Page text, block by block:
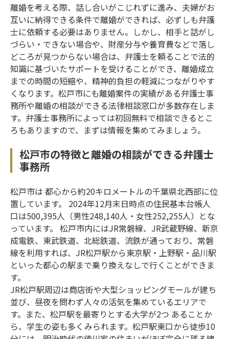
離婚を考える際、話し合いがこじれずに進み、夫婦がお
互いに納得できる条件で離婚ができれば、必ずしも弁護
士に依頼する必要はありません。しかし、相手と話がし
づらい・できない場合や、財産分与や養育費などで落し
どころが見つからない場合は、弁護士を頼ることで法的
知識に基づいたサポートを受けることができ、離婚成立
までの時間の短縮や、精神的負担の軽減につながりやす
くなります。松戸市にも離婚案件の実績がある弁護士事
務所や離婚の相談ができる法律相談窓口が多数存在しま
す。弁護士事務所によっては初回無料で相談できるとこ
ろもありますので、まずは情報を集めてみましょう。
松戸市の特徴と離婚の相談ができる弁護士
事務所
松戸市は 都心から約20キロメートルの千葉県北西部に位
置しています。 2024年12月末日時点の住民基本台帳人
口は500,395人（男性248,140人・女性252,255人）とな
っています。 松戸市内にはJR常磐線、JR武蔵野線、新京
成電鉄、東武鉄道、北総鉄道、流鉄が通っており、常磐
線を利用すれば、JR松戸駅から東京駅・上野駅・品川駅
といった都心の駅まで乗り換えなしで行くことができま
す。
JR松戸駅周辺は商店街や大型ショッピングモールが建ち
並び、昼夜を問わず人々の活気を集めているエリアで
す。また、松戸駅を最寄りとする大学が2つ あることか
ら、学生の姿も多くみられます。松戸駅東口から徒歩10